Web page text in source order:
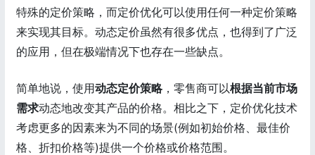
特殊的定价策略，而定价优化可以使用任何一种定价策略
来实现其目标。动态定价虽然有很多优点，也得到了广泛
的应用，但在极端情况下也存在一些缺点。
简单地说，使用动态定价策略，零售商可以根据当前市场
需求动态地改变其产品的价格。相比之下，定价优化技术
考虑更多的因素来为不同的场景(例如初始价格、最佳价
格、折扣价格等)提供一个价格或价格范围。